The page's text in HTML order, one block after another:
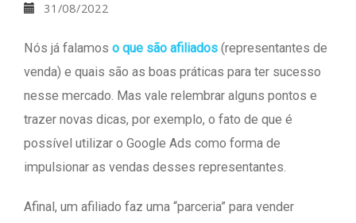
31/08/2022
Nós já falamos o que são afiliados (representantes de
venda) e quais são as boas práticas para ter sucesso
nesse mercado. Mas vale relembrar alguns pontos e
trazer novas dicas, por exemplo, o fato de que é
possível utilizar o Google Ads como forma de
impulsionar as vendas desses representantes.
Afinal, um afiliado faz uma “parceria” para vender